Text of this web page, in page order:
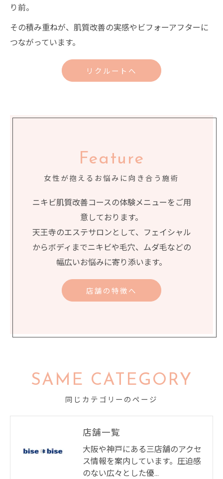
り前。
その積み重ねが、肌質改善の実感やビフォーアフターに
つながっています。
リクルートへ
女性が抱えるお悩みに向き合う施術
Feature
ニキビ肌質改善コースの体験メニューをご用
意しております。
天王寺のエステサロンとして、フェイシャル
からボディまでニキビや毛穴、ムダ毛などの
幅広いお悩みに寄り添います。
店舗の特徴へ
同じカテゴリーのページ
SAME CATEGORY
店舗一覧
大阪や神戸にある三店舗のアクセ
ス情報を案内しています。圧迫感
のない広々とした優…